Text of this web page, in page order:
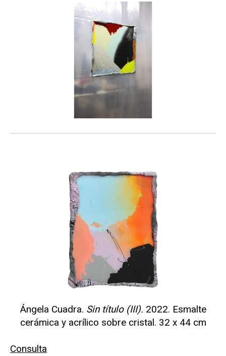
Ángela Cuadra. Sin título (III). 2022. Esmalte
cerámica y acrílico sobre cristal. 32 x 44 cm
Consulta